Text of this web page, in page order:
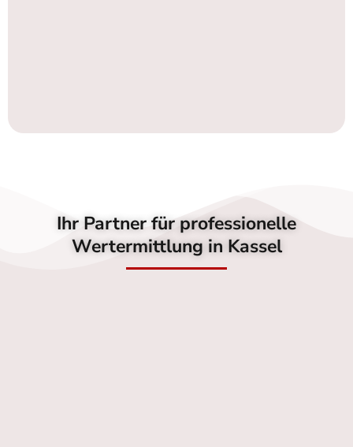
Ihr Partner für professionelle
Wertermittlung in Kassel